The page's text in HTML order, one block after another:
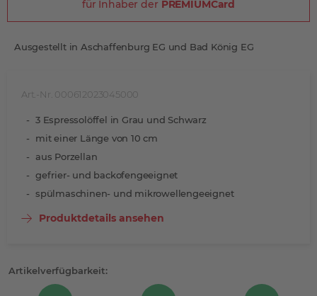
Art.-Nr. 000612023045000
3 Espressolöffel in Grau und Schwarz
mit einer Länge von 10 cm
aus Porzellan
gefrier- und backofengeeignet
spülmaschinen- und mikrowellengeeignet
Produktdetails ansehen
Artikelverfügbarkeit:
für Inhaber der PREMIUMCard
Ausgestellt in Aschaffenburg EG und Bad König EG